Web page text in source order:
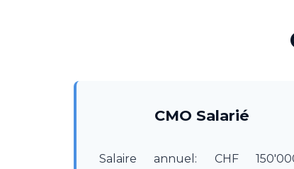
CMO Salarié
Salaire annuel: CHF